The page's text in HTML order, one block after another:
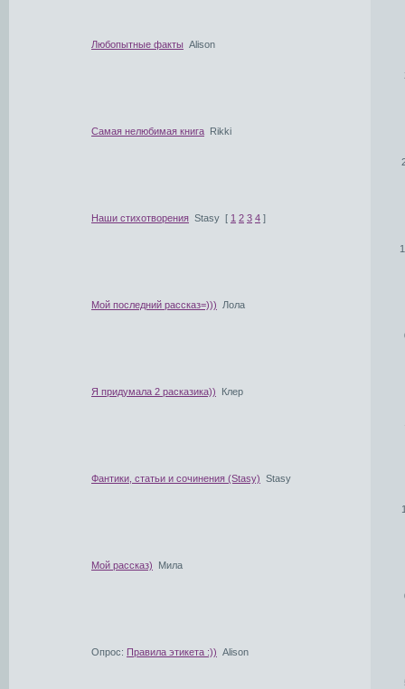
Любопытные факты Alison
Самая нелюбимая книга Rikki
Наши стихотворения Stasy [ 1 2 3 4 ]
Мой последний рассказ=))) Лола
Я придумала 2 расказика)) Клер
Фантики, статьи и сочинения (Stasy) Stasy
Мой рассказ) Мила
Опрос: Правила этикета :)) Alison